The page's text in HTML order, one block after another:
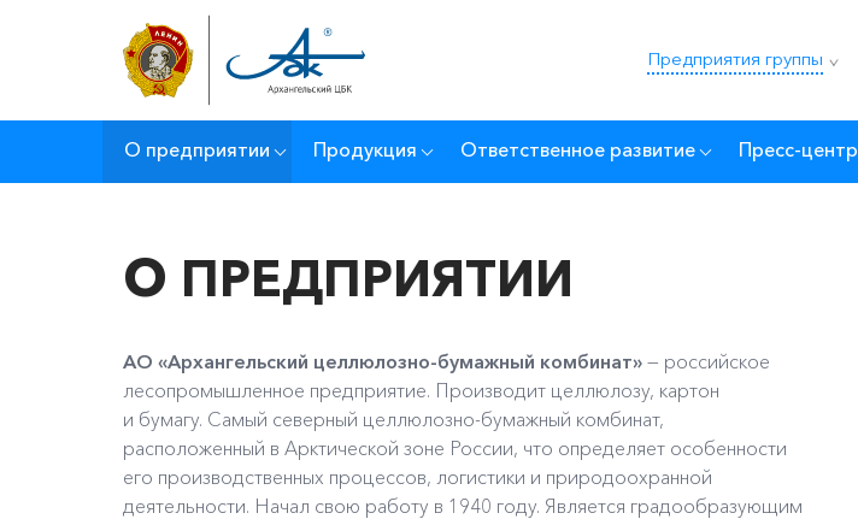
Предприятия группы
О предприятии Продукция Ответственное развитие Пресс-центр
О ПРЕДПРИЯТИИ
АО «Архангельский целлюлозно-бумажный комбинат» — российское
лесопромышленное предприятие. Производит целлюлозу, картон
и бумагу. Самый северный целлюлозно-бумажный комбинат,
расположенный в Арктической зоне России, что определяет особенности
его производственных процессов, логистики и природоохранной
деятельности. Начал свою работу в 1940 году. Является градообразующим